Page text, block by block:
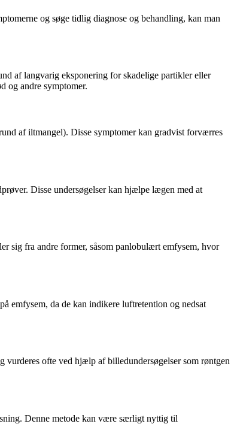
og søge tidlig diagnose og behandling, kan man
af langvarig eksponering for skadelige partikler eller
og andre symptomer.
af iltmangel). Disse symptomer kan gradvist forværres
Disse undersøgelser kan hjælpe lægen med at
sig fra andre former, såsom panlobulært emfysem, hvor
emfysem, da de kan indikere luftretention og nedsat
vurderes ofte ved hjælp af billedundersøgelser som røntgen
Denne metode kan være særligt nyttig til